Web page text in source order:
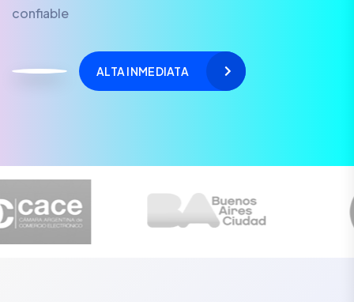
confiable
ALTA INMEDIATA